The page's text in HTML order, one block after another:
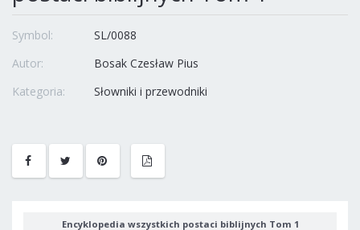
Symbol:
SL/0088
Autor:
Bosak Czesław Pius
Kategoria:
Słowniki i przewodniki
Encyklopedia wszystkich postaci biblijnych Tom 1